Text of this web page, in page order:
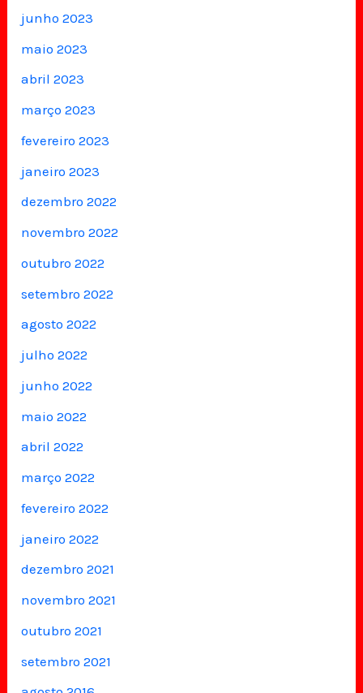
junho 2023
maio 2023
abril 2023
março 2023
fevereiro 2023
janeiro 2023
dezembro 2022
novembro 2022
outubro 2022
setembro 2022
agosto 2022
julho 2022
junho 2022
maio 2022
abril 2022
março 2022
fevereiro 2022
janeiro 2022
dezembro 2021
novembro 2021
outubro 2021
setembro 2021